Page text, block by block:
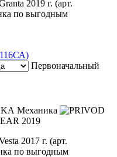
Первоначальный
Механика
2019